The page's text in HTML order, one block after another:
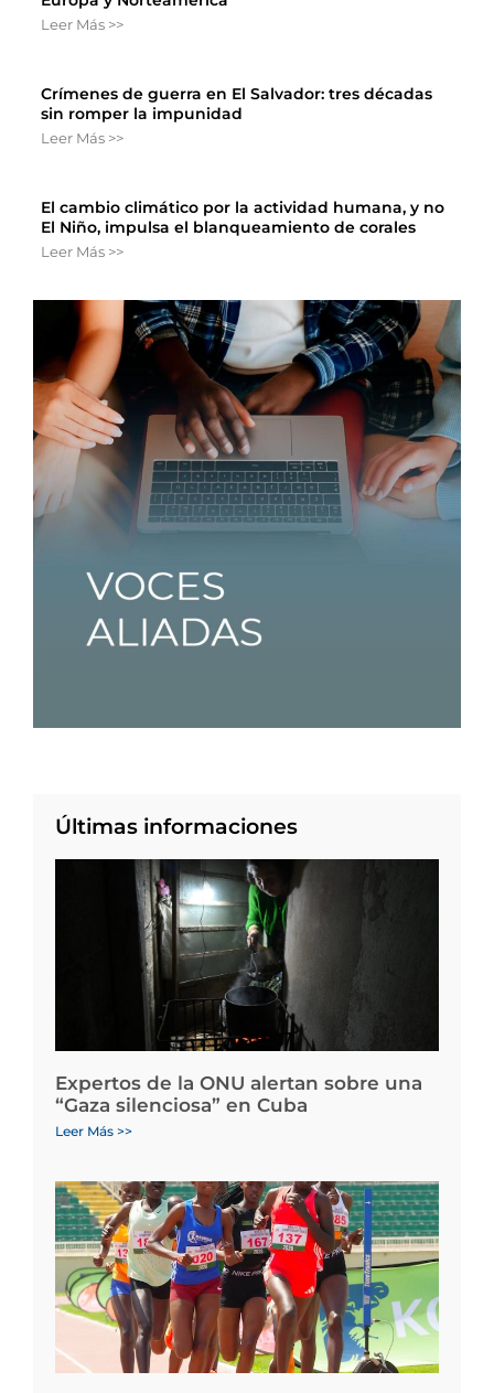
Leer Más >>
Crímenes de guerra en El Salvador: tres décadas
sin romper la impunidad
Leer Más >>
El cambio climático por la actividad humana, y no
El Niño, impulsa el blanqueamiento de corales
Leer Más >>
Últimas informaciones
Expertos de la ONU alertan sobre una
“Gaza silenciosa” en Cuba
Leer Más >>